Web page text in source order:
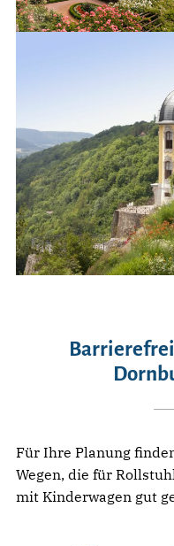
Für Ihre Planung
Wegen, die für
mit Kinderwagen gut